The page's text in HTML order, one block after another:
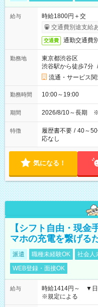
給与
時給1800円＋交
交通費別途支給
交通費 通勤交通費
勤務地
東京都渋谷区
渋谷駅から徒歩7分
流通・サービス関
勤務時間 10:00～19:00
期間 2026/8/10～長期 ※
特徴 履歴書不要 / 40～
応なし
気になる！
【シフト自由・現
マホの充電を繋げる
派遣 職種未経験OK 社会人
WEB登録・面接OK
給与
時給1414円～ ▼日
※規定による